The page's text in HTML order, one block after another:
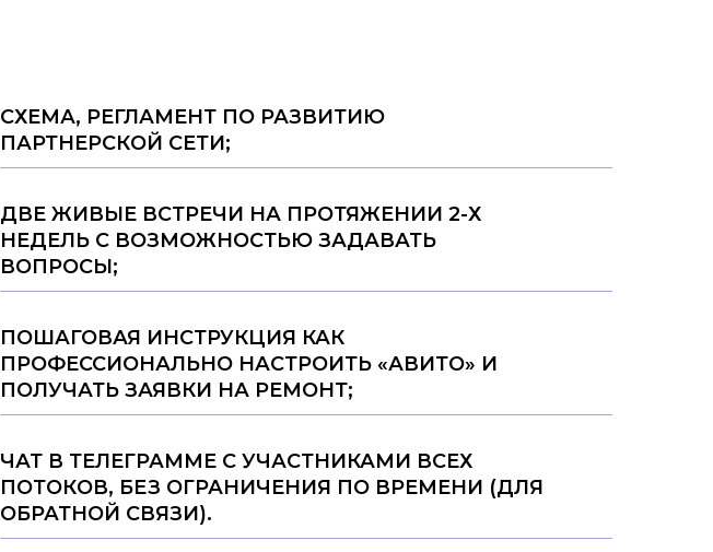
СХЕМА, РЕГЛАМЕНТ ПО РАЗВИТИЮ
ПАРТНЕРСКОЙ СЕТИ;
ДВЕ ЖИВЫЕ ВСТРЕЧИ НА ПРОТЯЖЕНИИ 2-Х
НЕДЕЛЬ С ВОЗМОЖНОСТЬЮ ЗАДАВАТЬ
ВОПРОСЫ;
ПОШАГОВАЯ ИНСТРУКЦИЯ КАК
ПРОФЕССИОНАЛЬНО НАСТРОИТЬ «АВИТО» И
ПОЛУЧАТЬ ЗАЯВКИ НА РЕМОНТ;
ЧАТ В ТЕЛЕГРАММЕ С УЧАСТНИКАМИ ВСЕХ
ПОТОКОВ, БЕЗ ОГРАНИЧЕНИЯ ПО ВРЕМЕНИ (ДЛЯ
ОБРАТНОЙ СВЯЗИ).